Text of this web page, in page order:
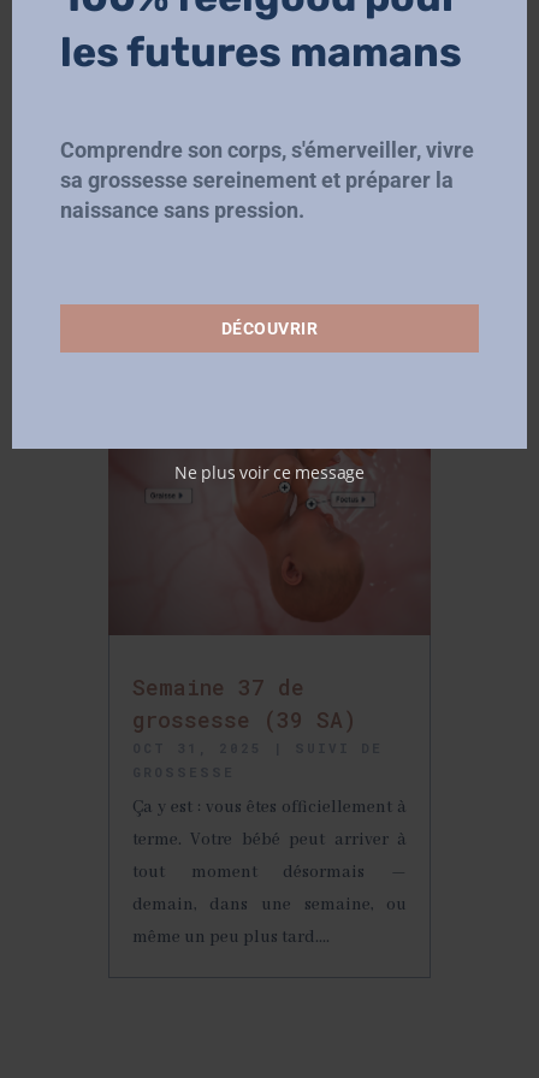
NOV 6, 2025
GROSSESSE
autre : elle a ce goût suspendu
entre attente, impatience et
excitation. Chaque jour...
Semaine 37 de
grossesse (39 SA)
Ça y est : vous êtes officiellement à
terme. Votre bébé peut arriver à
tout moment désormais —
demain, dans une semaine, ou
même un peu plus tard....
les futures mamans
Comprendre son corps, s'émerveiller, vivre
sa grossesse sereinement et préparer la
naissance sans pression.
DÉCOUVRIR
Ne plus voir ce message